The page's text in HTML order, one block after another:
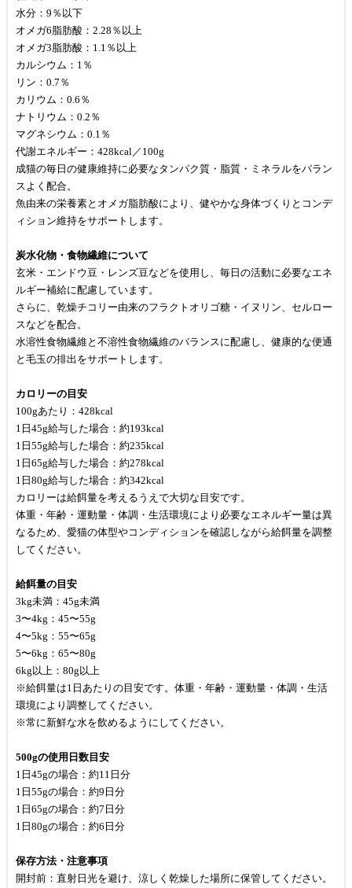
水分：9％以下
オメガ6脂肪酸：2.28％以上
オメガ3脂肪酸：1.1％以上
カルシウム：1％
リン：0.7％
カリウム：0.6％
ナトリウム：0.2％
マグネシウム：0.1％
代謝エネルギー：428kcal／100g
成猫の毎日の健康維持に必要なタンパク質・脂質・ミネラルをバラン
スよく配合。
魚由来の栄養素とオメガ脂肪酸により、健やかな身体づくりとコンデ
ィション維持をサポートします。
炭水化物・食物繊維について
玄米・エンドウ豆・レンズ豆などを使用し、毎日の活動に必要なエネ
ルギー補給に配慮しています。
さらに、乾燥チコリー由来のフラクトオリゴ糖・イヌリン、セルロー
スなどを配合。
水溶性食物繊維と不溶性食物繊維のバランスに配慮し、健康的な便通
と毛玉の排出をサポートします。
カロリーの目安
100gあたり：428kcal
1日45g給与した場合：約193kcal
1日55g給与した場合：約235kcal
1日65g給与した場合：約278kcal
1日80g給与した場合：約342kcal
カロリーは給餌量を考えるうえで大切な目安です。
体重・年齢・運動量・体調・生活環境により必要なエネルギー量は異
なるため、愛猫の体型やコンディションを確認しながら給餌量を調整
してください。
給餌量の目安
3kg未満：45g未満
3〜4kg：45〜55g
4〜5kg：55〜65g
5〜6kg：65〜80g
6kg以上：80g以上
※給餌量は1日あたりの目安です。体重・年齢・運動量・体調・生活
環境により調整してください。
※常に新鮮な水を飲めるようにしてください。
500gの使用日数目安
1日45gの場合：約11日分
1日55gの場合：約9日分
1日65gの場合：約7日分
1日80gの場合：約6日分
保存方法・注意事項
開封前：直射日光を避け、涼しく乾燥した場所に保管してください。